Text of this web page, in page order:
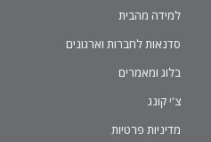
למידה מהבית
סדנאות לחברות וארגונים
בלוג ומאמרים
צ'י קונג
מדיניות פרטיות